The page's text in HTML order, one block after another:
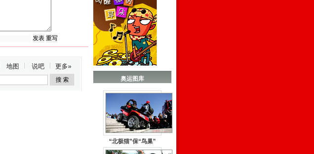
地图 说吧 更多»
奥运图库
“北极猫”保“鸟巢”